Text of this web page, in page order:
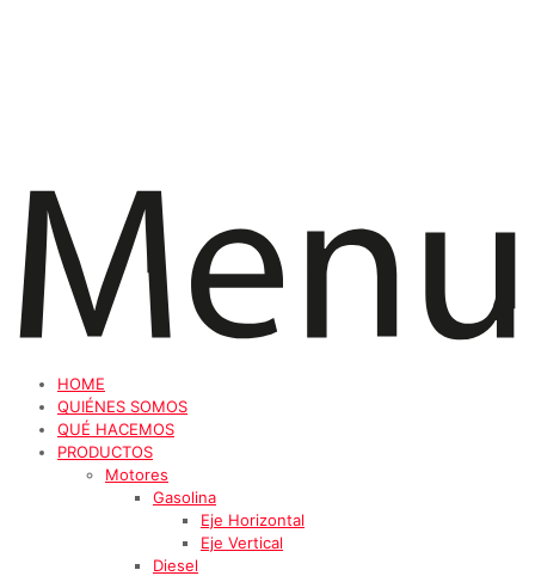
HOME
QUIÉNES SOMOS
QUÉ HACEMOS
PRODUCTOS
Motores
Gasolina
Eje Horizontal
Eje Vertical
Diesel